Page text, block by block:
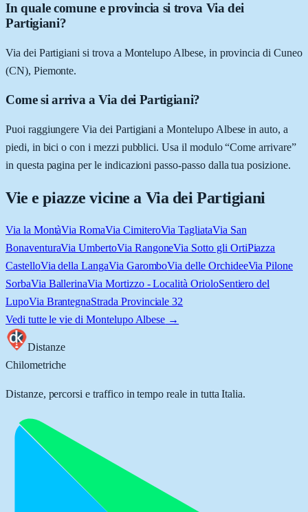
In quale comune e provincia si trova Via dei
Partigiani?
Via dei Partigiani si trova a Montelupo Albese, in provincia di Cuneo
(CN), Piemonte.
Come si arriva a Via dei Partigiani?
Puoi raggiungere Via dei Partigiani a Montelupo Albese in auto, a
piedi, in bici o con i mezzi pubblici. Usa il modulo “Come arrivare”
in questa pagina per le indicazioni passo-passo dalla tua posizione.
Vie e piazze vicine a Via dei Partigiani
Via la MontàVia RomaVia CimiteroVia TagliataVia San
BonaventuraVia UmbertoVia RangoneVia Sotto gli OrtiPiazza
CastelloVia della LangaVia GaromboVia delle OrchideeVia Pilone
SorbaVia BallerinaVia Mortizzo - Località OrioloSentiero del
LupoVia BrantegnaStrada Provinciale 32
Vedi tutte le vie di Montelupo Albese →
Distanze
Chilometriche
Distanze, percorsi e traffico in tempo reale in tutta Italia.